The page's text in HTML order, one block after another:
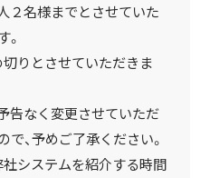
２名様までとさせていた
りとさせていただきま
告なく変更させていただ
、予めご了承ください。
システムを紹介する時間